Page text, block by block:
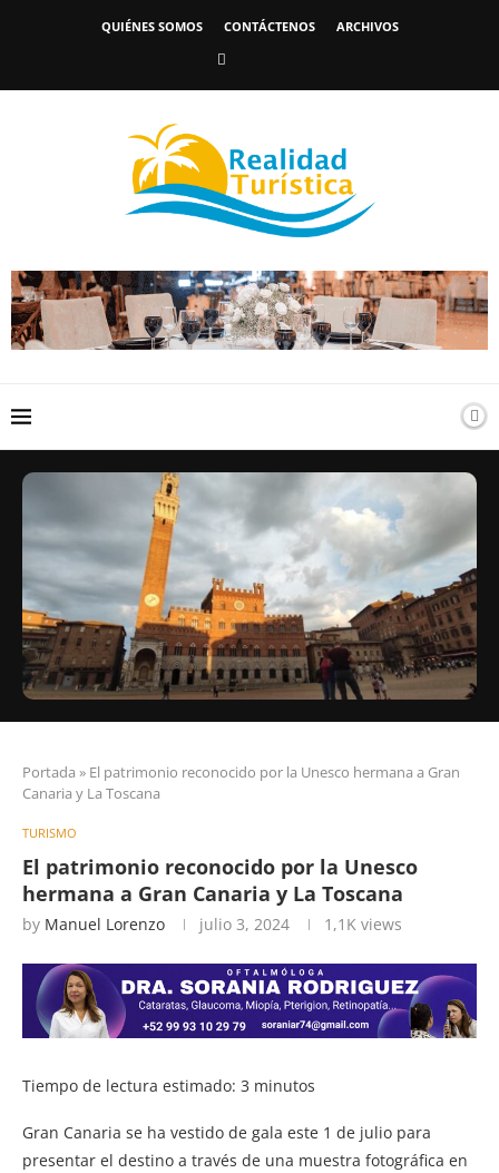
QUIÉNES SOMOS CONTÁCTENOS ARCHIVOS
Portada » El patrimonio reconocido por la Unesco hermana a Gran
Canaria y La Toscana
TURISMO
El patrimonio reconocido por la Unesco
hermana a Gran Canaria y La Toscana
by Manuel Lorenzo julio 3, 2024 1,1K views
Tiempo de lectura estimado: 3 minutos
Gran Canaria se ha vestido de gala este 1 de julio para
presentar el destino a través de una muestra fotográfica en